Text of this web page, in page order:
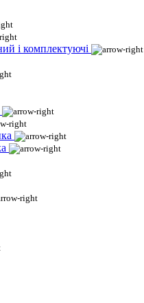
і комплектуючі